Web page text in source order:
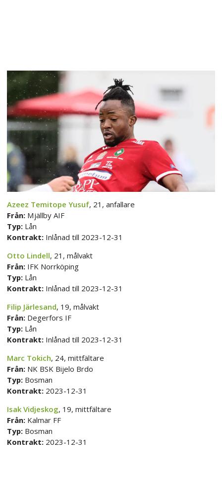
Azeez Temitope Yusuf, 21, anfallare
Från: Mjällby AIF
Typ: Lån
Kontrakt: Inlånad till 2023-12-31
Otto Lindell, 21, målvakt
Från: IFK Norrköping
Typ: Lån
Kontrakt: Inlånad till 2023-12-31
Filip Järlesand, 19, målvakt
Från: Degerfors IF
Typ: Lån
Kontrakt: Inlånad till 2023-12-31
Marc Tokich, 24, mittfältare
Från: NK BSK Bijelo Brdo
Typ: Bosman
Kontrakt: 2023-12-31
Isak Vidjeskog, 19, mittfältare
Från: Kalmar FF
Typ: Bosman
Kontrakt: 2023-12-31